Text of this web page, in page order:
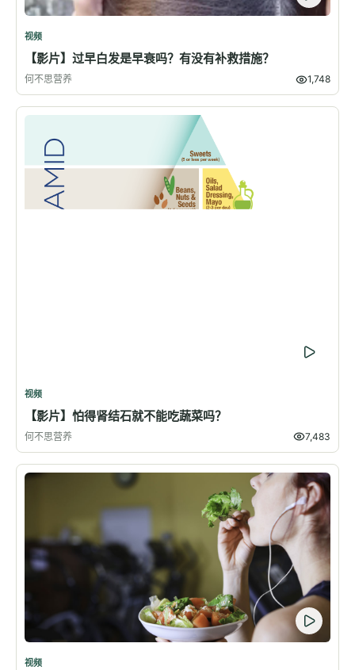
视频
【影片】过早白发是早衰吗？有没有补救措施？
何不思营养 1,748
视频
【影片】怕得肾结石就不能吃蔬菜吗？
何不思营养 7,483
视频